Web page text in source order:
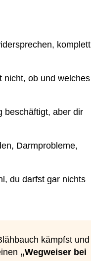
komplett
nicht, ob und welches
beschäftigt, aber dir
Darmprobleme,
du darfst gar nichts
kämpfst und
„Wegweiser bei